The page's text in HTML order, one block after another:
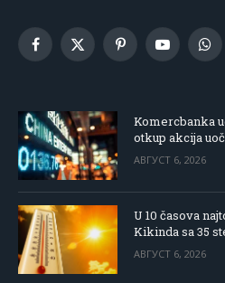
Facebook
X
PinterestYouTube
Komercbanka
otkup akcija
АВГУСТ 6, 2026
U 10 časova
Kikinda sa 35
АВГУСТ 6, 2026